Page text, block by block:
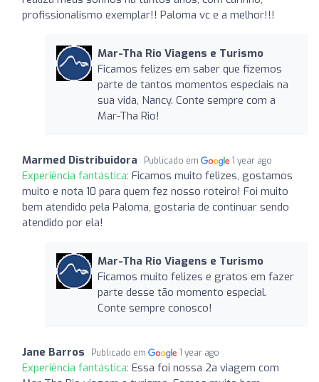
profissionalismo exemplar!! Paloma vc e a melhor!!!
Mar-Tha Rio Viagens e Turismo
Ficamos felizes em saber que fizemos
parte de tantos momentos especiais na
sua vida, Nancy. Conte sempre com a
Mar-Tha Rio!
Marmed Distribuidora Publicado em 1 year ago
Experiência fantástica: Ficamos muito felizes, gostamos
muito e nota 10 para quem fez nosso roteiro! Foi muito
bem atendido pela Paloma, gostaria de continuar sendo
atendido por ela!
Mar-Tha Rio Viagens e Turismo
Ficamos muito felizes e gratos em fazer
parte desse tão momento especial.
Conte sempre conosco!
Jane Barros Publicado em 1 year ago
Experiência fantástica: Essa foi nossa 2a viagem com